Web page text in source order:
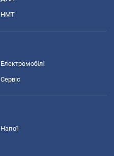
НМТ
Електромобілі
Сервіс
Напої